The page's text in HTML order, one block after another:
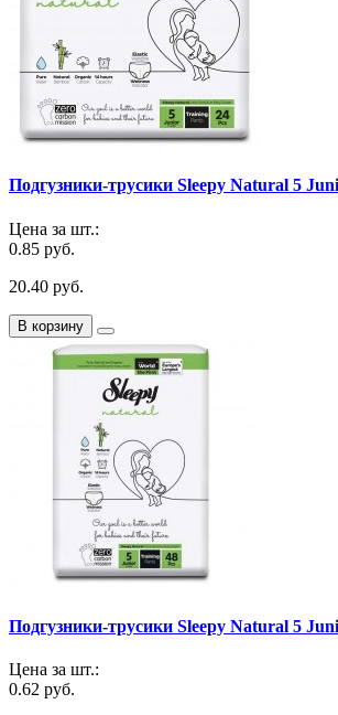
Подгузники-трусики Sleepy Natural 5
Цена за шт.:
0.85 руб.
20.40 руб.
В корзину
Подгузники-трусики Sleepy Natural 5
Цена за шт.:
0.62 руб.